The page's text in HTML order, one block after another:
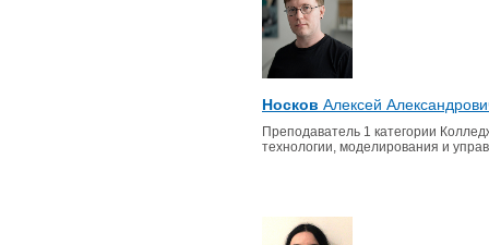
Носков Алексей
Преподаватель 1 категории
технологии, моделирования и